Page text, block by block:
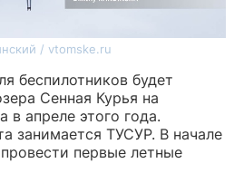
/ vtomske.ru
беспилотников будет
Сенная Курья на
в апреле этого года.
занимается ТУСУР. В начале
первые летные